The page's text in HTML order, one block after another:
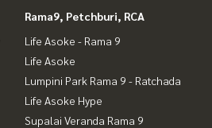
Rama9, Petchburi, RCA
Life Asoke - Rama 9
Life Asoke
Lumpini Park Rama 9 - Ratchada
Life Asoke Hype
Supalai Veranda Rama 9